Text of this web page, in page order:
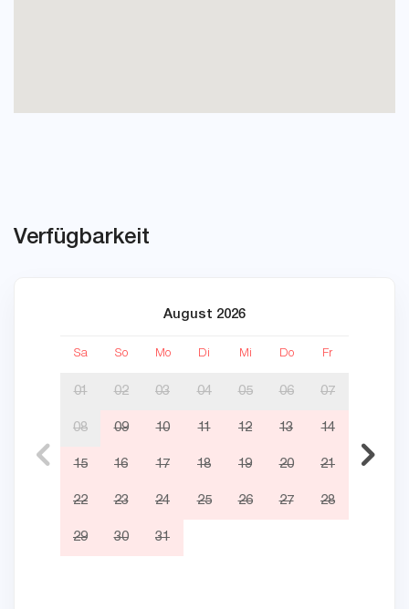
Verfügbarkeit
August 2026
Sa So Mo Di Mi Do Fr
01 02 03 04 05 06 07
08 09 10 11 12 13 14
15 16 17 18 19 20 21
22 23 24 25 26 27 28
29 30 31